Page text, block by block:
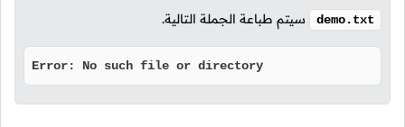
demo.txt سيتم طباعة الجملة التالية.
Error: No such file or directory